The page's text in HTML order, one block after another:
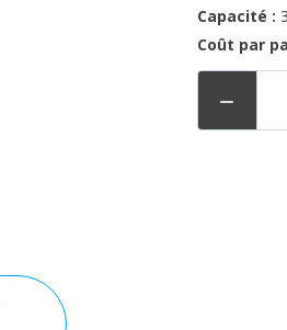
Capacité :
Coût par
